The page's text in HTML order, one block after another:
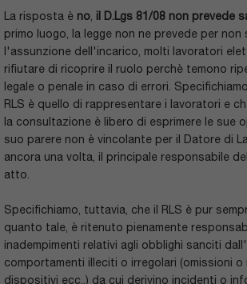
La risposta è no il D.Lgs 81/08 non prevede
primo luogo, la legge non ne prevede per non
l'assunzione dell'incarico, molti lavoratori
rifiutare di ricoprire il ruolo perchè temono
legale o penale in caso di errori.
RLS è quello di rappresentare i lavoratori e
la consultazione è libero di esprimere le sue
suo parere non è vincolante per il Datore di
ancora una volta, il principale responsabile
atto.
Specifichiamo, tuttavia, che il RLS è pur
quanto tale, è ritenuto pienamente
inadempimenti relativi agli obblighi sanciti
comportamenti illeciti o irregolari (omissioni o
dispositivi ecc..) da cui derivino incidenti o